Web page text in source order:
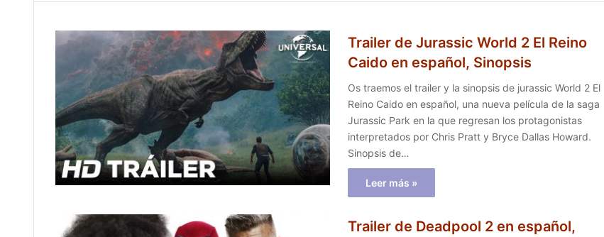
Trailer de Jurassic World 2 El Reino
Caido en español, Sinopsis
Os traemos el trailer y la sinopsis de jurassic World 2 El
Reino Caido en español, una nueva película de la saga
Jurassic Park en la que regresan los protagonistas
interpretados por Chris Pratt y Bryce Dallas Howard.
Sinopsis de…
Leer más »
Trailer de Deadpool 2 en español,